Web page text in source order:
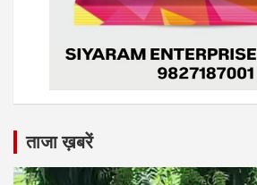
ताजा ख़बरें